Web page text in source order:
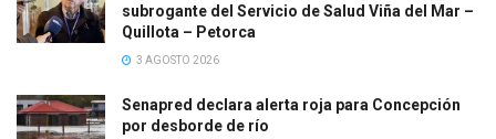
subrogante del Servicio de Salud Viña del Mar –
Quillota – Petorca
3 AGOSTO 2026
Senapred declara alerta roja para Concepción
por desborde de río